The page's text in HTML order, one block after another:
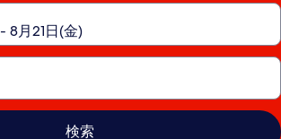
検索